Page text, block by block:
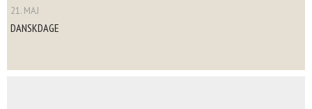
21. MAJ
DANSKDAGE